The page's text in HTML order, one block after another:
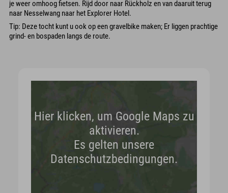
je weer omhoog fietsen. Rijd door naar Rückholz en van daaruit terug
naar Nesselwang naar het Explorer Hotel.
Tip: Deze tocht kunt u ook op een gravelbike maken; Er liggen prachtige
grind- en bospaden langs de route.
Hier klicken, um Google Maps zu
aktivieren.
Es gelten unsere
Datenschutzbedingungen.